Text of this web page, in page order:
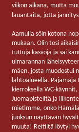
viikon aikana, mutta
lauantaita, jotta
Aamulla söin kotona
mukaan. Olin tosi
tuttuja kasvoja ja sai
uimarannan
mäen, josta muodostui
lähtöalueella.
kierroksella WC-
Juomapisteiltä ja
mietimme, onko
juoksun näyttävän
muuta! Reitiltä löytyi